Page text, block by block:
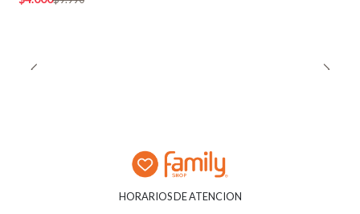
HORARIOS DE ATENCION